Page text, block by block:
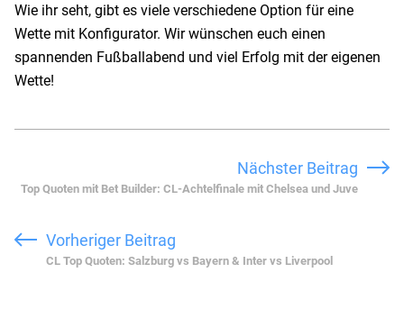
Wie ihr seht, gibt es viele verschiedene Option für eine
Wette mit Konfigurator. Wir wünschen euch einen
spannenden Fußballabend und viel Erfolg mit der eigenen
Wette!
Nächster Beitrag
Top Quoten mit Bet Builder: CL-Achtelfinale mit Chelsea und Juve
Vorheriger Beitrag
CL Top Quoten: Salzburg vs Bayern & Inter vs Liverpool